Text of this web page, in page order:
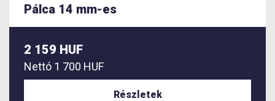
Pálca 14 mm-es
2 159 HUF
Nettó 1 700 HUF
Részletek